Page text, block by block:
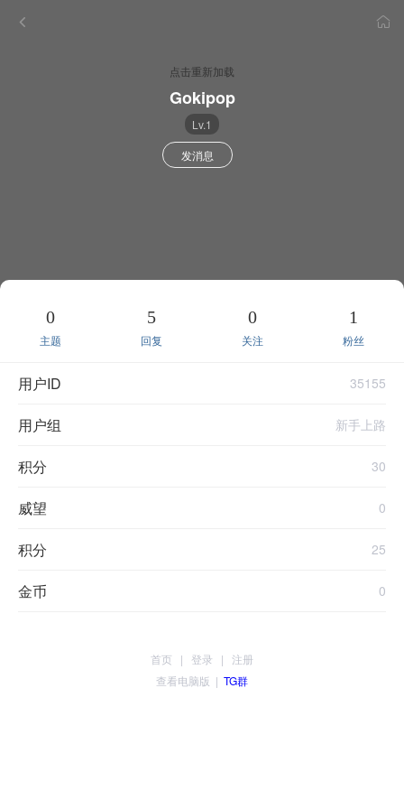
点击重新加载
Gokipop
Lv.1
发消息
0
主题
5
回复
0
关注
1
粉丝
用户ID 35155
用户组 新手上路
积分 30
威望 0
积分 25
金币 0
首页 | 登录 | 注册
查看电脑版 | TG群